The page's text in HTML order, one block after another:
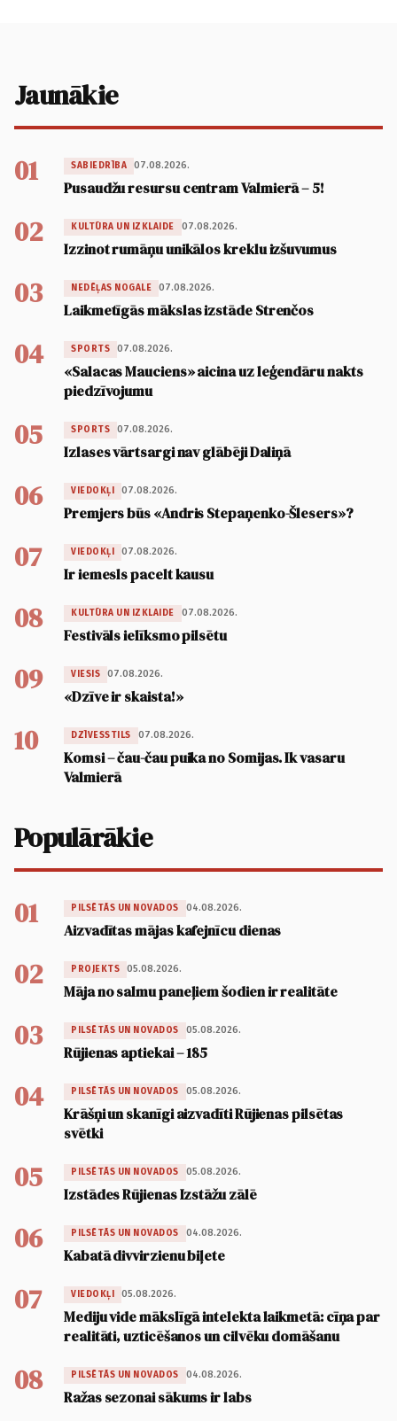
Jaunākie
01 SABIEDRĪBA 07.08.2026.
Pusaudžu resursu centram Valmierā – 5!
02 KULTŪRA UN IZKLAIDE 07.08.2026.
Izzinot rumāņu unikālos kreklu izšuvumus
03 NEDĒĻAS NOGALE 07.08.2026.
Laikmetīgās mākslas izstāde Strenčos
04 SPORTS 07.08.2026.
«Salacas Mauciens» aicina uz leģendāru nakts
piedzīvojumu
05 SPORTS 07.08.2026.
Izlases vārtsargi nav glābēji Daliņā
06 VIEDOKĻI 07.08.2026.
Premjers būs «Andris Stepaņenko-Šlesers»?
07 VIEDOKĻI 07.08.2026.
Ir iemesls pacelt kausu
08 KULTŪRA UN IZKLAIDE 07.08.2026.
Festivāls ielīksmo pilsētu
09 VIESIS 07.08.2026.
«Dzīve ir skaista!»
10 DZĪVESSTILS 07.08.2026.
Komsi – čau-čau puika no Somijas. Ik vasaru
Valmierā
Populārākie
01 PILSĒTĀS UN NOVADOS 04.08.2026.
Aizvadītas mājas kafejnīcu dienas
02 PROJEKTS 05.08.2026.
Māja no salmu paneļiem šodien ir realitāte
03 PILSĒTĀS UN NOVADOS 05.08.2026.
Rūjienas aptiekai – 185
04 PILSĒTĀS UN NOVADOS 05.08.2026.
Krāšņi un skanīgi aizvadīti Rūjienas pilsētas
svētki
05 PILSĒTĀS UN NOVADOS 05.08.2026.
Izstādes Rūjienas Izstāžu zālē
06 PILSĒTĀS UN NOVADOS 04.08.2026.
Kabatā divvirzienu biļete
07 VIEDOKĻI 05.08.2026.
Mediju vide mākslīgā intelekta laikmetā: cīņa par
realitāti, uzticēšanos un cilvēku domāšanu
08 PILSĒTĀS UN NOVADOS 04.08.2026.
Ražas sezonai sākums ir labs